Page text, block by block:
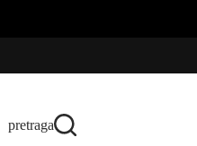
pretraga